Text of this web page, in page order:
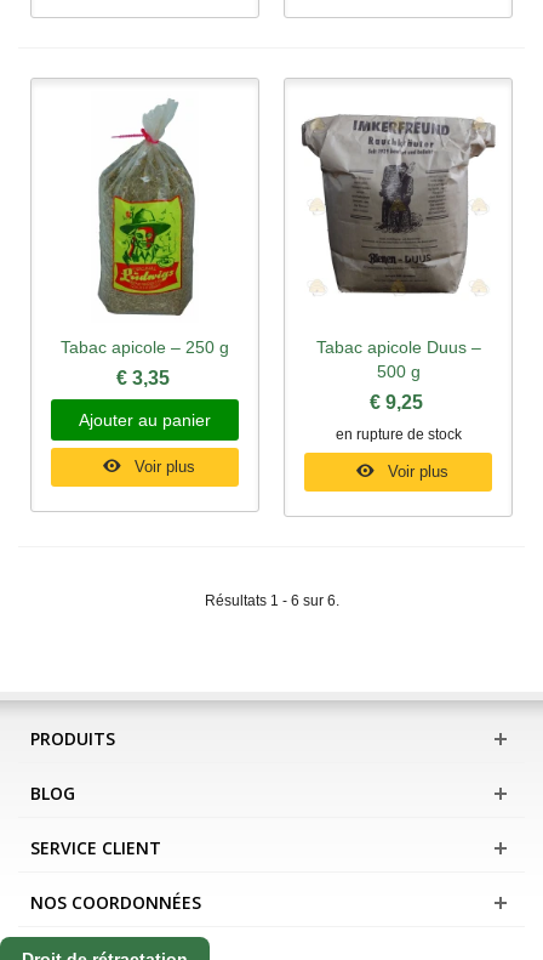
Tabac apicole – 250 g
€ 3,35
Ajouter au panier
Voir plus
Tabac apicole Duus –
500 g
€ 9,25
en rupture de stock
Voir plus
Résultats 1 - 6 sur 6.
PRODUITS
BLOG
SERVICE CLIENT
NOS COORDONNÉES